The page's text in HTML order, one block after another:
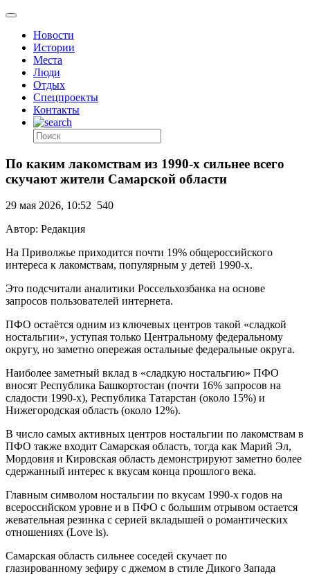
Новости
Истории
Места
Люди
Отдых
Спецпроекты
Контакты
По каким лакомствам из 1990-х сильнее всего
скучают жители Самарской области
29 мая 2026, 10:52 540
Автор: Редакция
На Приволжье приходится почти 19% общероссийского
интереса к лакомствам, популярным у детей 1990‑х.
Это подсчитали аналитики Россельхозбанка на основе
запросов пользователей интернета.
ПФО остаётся одним из ключевых центров такой «сладкой
ностальгии», уступая только Центральному федеральному
округу, но заметно опережая остальные федеральные округа.
Наиболее заметный вклад в «сладкую ностальгию» ПФО
вносят Республика Башкортостан (почти 16% запросов на
сладости 1990-х), Республика Татарстан (около 15%) и
Нижегородская область (около 12%).
В число самых активных центров ностальгии по лакомствам в
ПФО также входит Самарская область, тогда как Марий Эл,
Мордовия и Кировская область демонстрируют заметно более
сдержанный интерес к вкусам конца прошлого века.
Главным символом ностальгии по вкусам 1990‑х годов на
всероссийском уровне и в ПФО с большим отрывом остается
жевательная резинка с серией вкладышей о романтических
отношениях (Love is).
Самарская область сильнее соседей скучает по
глазированному зефиру с джемом в стиле Дикого Запада